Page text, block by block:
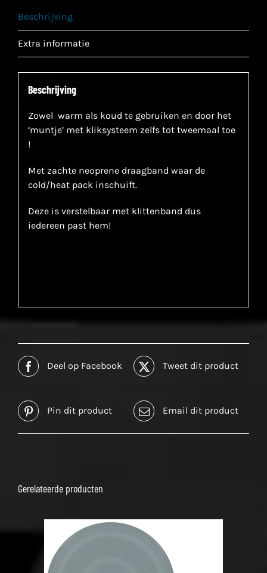
Beschrijving
Extra informatie
Beschrijving
Zowel warm als koud te gebruiken en door het
‘muntje’ met kliksysteem zelfs tot tweemaal toe
!
Met zachte neoprene draagband waar de
cold/heat pack inschuift.
Deze is verstelbaar met klittenband dus
iedereen past hem!
Deel op Facebook Tweet dit product
Pin dit product Email dit product
Gerelateerde producten